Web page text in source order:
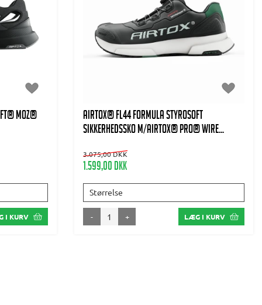
MOZ®
I KURV
AIRTOX® FL44 Formula Styrosoft
Sikkerhedssko m/AIRTOX® PRO® wire...
3.075,00 DKK
1.599,00 DKK
Størrelse
- + LÆG I KURV